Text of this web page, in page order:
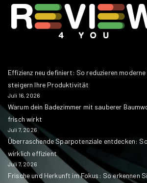
Effizienz neu definiert: So reduzieren
steigern Ihre Produktivität
Juli 16, 2026
Warum dein Badezimmer mit sauberer
frisch wirkt
Juli 7, 2026
Überraschende Sparpotenziale entdecken:
wirklich effizient
Juli 7, 2026
Frische und Herkunft im Fokus: So erkennen